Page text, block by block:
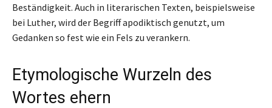
Beständigkeit. Auch in literarischen Texten, beispielsweise
bei Luther, wird der Begriff apodiktisch genutzt, um
Gedanken so fest wie ein Fels zu verankern.
Etymologische Wurzeln des
Wortes ehern